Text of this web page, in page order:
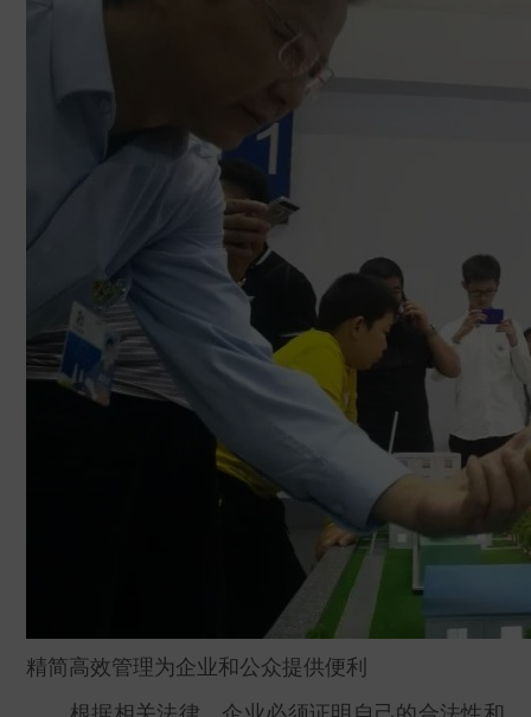
精简高效管理为企业和公众提供便利